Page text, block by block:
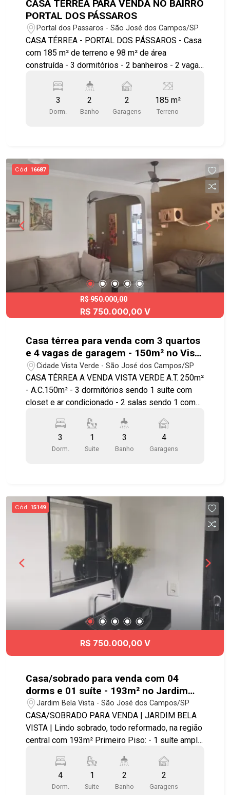
CASA TÉRREA PARA VENDA NO BAIRRO
PORTAL DOS PÁSSAROS
Portal dos Passaros - São José dos Campos/SP
CASA TÉRREA - PORTAL DOS PÁSSAROS - Casa
com 185 m² de terreno e 98 m² de área
construída - 3 dormitórios - 2 banheiros - 2 vagas
suíte - Banheiro social - Sala para 2 ambientes,
conceito aberto - Cozinha com armários
planejados - Lavanderia fechada - Banheiro
carros * Jardim do lado externo com 5 palmeiras
* Muro com cerca elétrica e câmeras * Região em
crescimento. Perto da Embraer/ Aeroporto/
Secretaria da Educação/ Via Cambuí Acesso fácil
para Av. Dos Astronautas / Tamoios. #casavenda
#casaterrea #imobiliaria
3
Dorm.
2
Banho
2
Garagens
185 m²
Terreno
Cód. 16687
R$ 950.000,00
R$ 750.000,00 V
Casa térrea para venda com 3 quartos
e 4 vagas de garagem - 150m² no Vista
Verde
Cidade Vista Verde - São José dos Campos/SP
CASA TÉRREA A VENDA VISTA VERDE A.T. 250m²
- A.C.150m² - 3 dormitórios sendo 1 suíte com
closet e ar condicionado - 2 salas sendo 1 com
com 1 dormitório e cozinha, e 1 banheiro -
Energia Solar Rua tranquila, próximo do centro
comercial! Aceita permuta até 300.000 mil. -
à supermercados, escolas e todo tipo de
comércio e serviços. Fácil acesso a todas as
regiões da cidade pela Via Dutra.
3
Dorm.
1
Suite
3
Banho
4
Garagens
Cód. 15149
R$ 750.000,00 V
Casa/sobrado para venda com 04
dorms e 01 suíte - 193m² no Jardim
Bela Vista.
Jardim Bela Vista - São José dos Campos/SP
CASA/SOBRADO PARA VENDA | JARDIM BELA
VISTA | Lindo sobrado, todo reformado, na região
central com 193m² Primeiro Piso: - 1 suíte ampla
estar e sala de jantar - Cozinha planejada com pia
granito e piso porcelanato - Quintal - Área
Gourmet - Lavanderia Segundo Piso: - Hall de
4
Dorm.
1
Suite
2
Banho
2
Garagens